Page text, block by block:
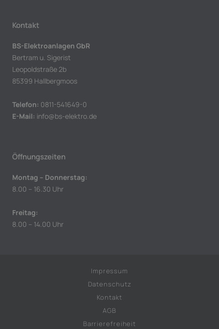
Kontakt
BS-Elektroanlagen GbR
Bertram u. Sigerist
Leopoldstraße 2b
85399 Hallbergmoos
Telefon: 0811-541649-0
E-Mail: info@bs-elektro.de
Öffnungszeiten
Montag – Donnerstag:
8.00 – 16.30 Uhr
Freitag:
8.00 – 14.00 Uhr
Impressum
Datenschutz
Kontakt
AGB
Barrierefreiheit